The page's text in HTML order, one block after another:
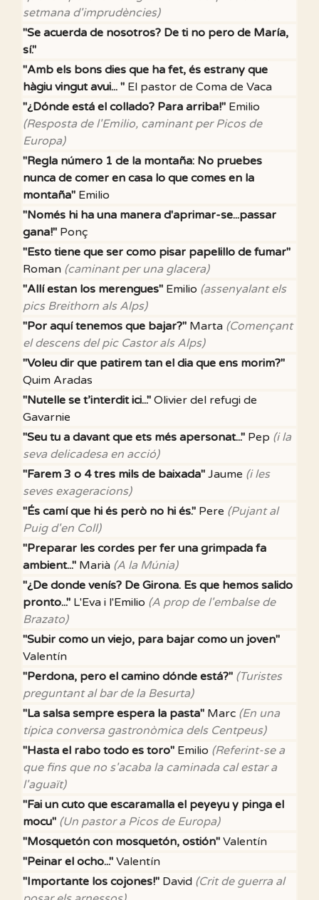
setmana d'imprudències)
"Se acuerda de nosotros? De ti no pero de María,
sí."
"Amb els bons dies que ha fet, és estrany que
hàgiu vingut avui... " El pastor de Coma de Vaca
"¿Dónde está el collado? Para arriba!" Emilio
(Resposta de l'Emilio, caminant per Picos de
Europa)
"Regla número 1 de la montaña: No pruebes
nunca de comer en casa lo que comes en la
montaña" Emilio
"Només hi ha una manera d'aprimar-se...passar
gana!" Ponç
"Esto tiene que ser como pisar papelillo de fumar"
Roman (caminant per una glacera)
"Allí estan los merengues" Emilio (assenyalant els
pics Breithorn als Alps)
"Por aquí tenemos que bajar?" Marta (Començant
el descens del pic Castor als Alps)
"Voleu dir que patirem tan el dia que ens morim?"
Quim Aradas
"Nutelle se t’interdit ici..." Olivier del refugi de
Gavarnie
"Seu tu a davant que ets més apersonat..." Pep (i la
seva delicadesa en acció)
"Farem 3 o 4 tres mils de baixada" Jaume (i les
seves exageracions)
"És camí que hi és però no hi és." Pere (Pujant al
Puig d'en Coll)
"Preparar les cordes per fer una grimpada fa
ambient..." Marià (A la Múnia)
"¿De donde venís? De Girona. Es que hemos salido
pronto..." L'Eva i l'Emilio (A prop de l'embalse de
Brazato)
"Subir como un viejo, para bajar como un joven"
Valentín
"Perdona, pero el camino dónde está?" (Turistes
preguntant al bar de la Besurta)
"La salsa sempre espera la pasta" Marc (En una
típica conversa gastronòmica dels Centpeus)
"Hasta el rabo todo es toro" Emilio (Referint-se a
que fins que no s'acaba la caminada cal estar a
l'aguaït)
"Fai un cuto que escaramalla el peyeyu y pinga el
mocu" (Un pastor a Picos de Europa)
"Mosquetón con mosquetón, ostión" Valentín
"Peinar el ocho..." Valentín
"Importante los cojones!" David (Crit de guerra al